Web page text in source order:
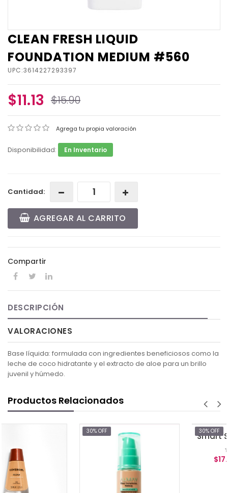
CLEAN FRESH LIQUID
FOUNDATION MEDIUM #560
UPC:3614227293397
$11.13 $15.90
Agrega tu propia valoración
Disponibilidad: En Inventario
Cantidad:
AGREGAR AL CARRITO
Compartir
DESCRIPCIÓN
VALORACIONES
Base líquida: formulada con ingredientes beneficiosos como la
leche de coco hidratante y el extracto de aloe para un brillo
juvenil y húmedo.
Productos Relacionados